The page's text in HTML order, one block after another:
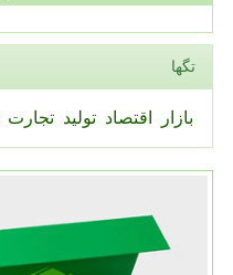
تگها
بازار اقتصاد تولید تجارت